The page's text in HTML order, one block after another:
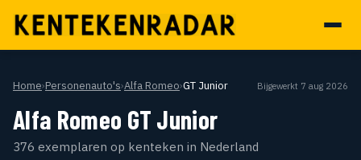
Home›Personenauto's›Alfa Romeo›GT Junior Bijgewerkt 7 aug 2026
Alfa Romeo GT Junior
376 exemplaren op kenteken in Nederland